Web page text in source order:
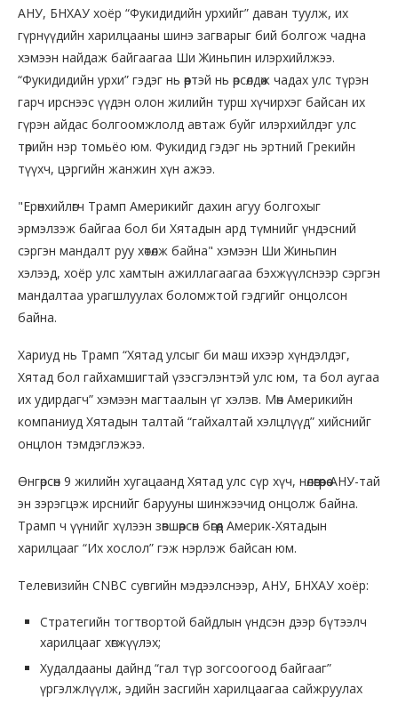
АНУ, БНХАУ хоёр “Фукидидийн урхийг” даван туулж, их
гүрнүүдийн харилцааны шинэ загварыг бий болгож чадна
хэмээн найдаж байгаагаа Ши Жиньпин илэрхийлжээ.
“Фукидидийн урхи” гэдэг нь өөртэй нь өрсөлдөж чадах улс түрэн
гарч ирснээс үүдэн олон жилийн турш хүчирхэг байсан их
гүрэн айдас болгоомжлолд автаж буйг илэрхийлдэг улс
төрийн нэр томьёо юм. Фукидид гэдэг нь эртний Грекийн
түүхч, цэргийн жанжин хүн ажээ.
"Ерөнхийлөгч Трамп Америкийг дахин агуу болгохыг
эрмэлзэж байгаа бол би Хятадын ард түмнийг үндэсний
сэргэн мандалт руу хөтөлж байна" хэмээн Ши Жиньпин
хэлээд, хоёр улс хамтын ажиллагаагаа бэхжүүлснээр сэргэн
мандалтаа урагшлуулах боломжтой гэдгийг онцолсон
байна.
Хариуд нь Трамп “Хятад улсыг би маш ихээр хүндэлдэг,
Хятад бол гайхамшигтай үзэсгэлэнтэй улс юм, та бол аугаа
их удирдагч” хэмээн магтаалын үг хэлэв. Мөн Америкийн
компаниуд Хятадын талтай “гайхалтай хэлцлүүд” хийснийг
онцлон тэмдэглэжээ.
Өнгөрсөн 9 жилийн хугацаанд Хятад улс сүр хүч, нөлөөгөөрөө АНУ-тай
эн зэрэгцэж ирснийг барууны шинжээчид онцолж байна.
Трамп ч үүнийг хүлээн зөвшөөрсөн бөгөөд Америк-Хятадын
харилцааг “Их хослол” гэж нэрлэж байсан юм.
Телевизийн СNBC сувгийн мэдээлснээр, АНУ, БНХАУ хоёр:
Стратегийн тогтвортой байдлын үндсэн дээр бүтээлч
харилцааг хөгжүүлэх;
Худалдааны дайнд “гал түр зогсоогоод байгааг”
үргэлжлүүлж, эдийн засгийн харилцаагаа сайжруулах